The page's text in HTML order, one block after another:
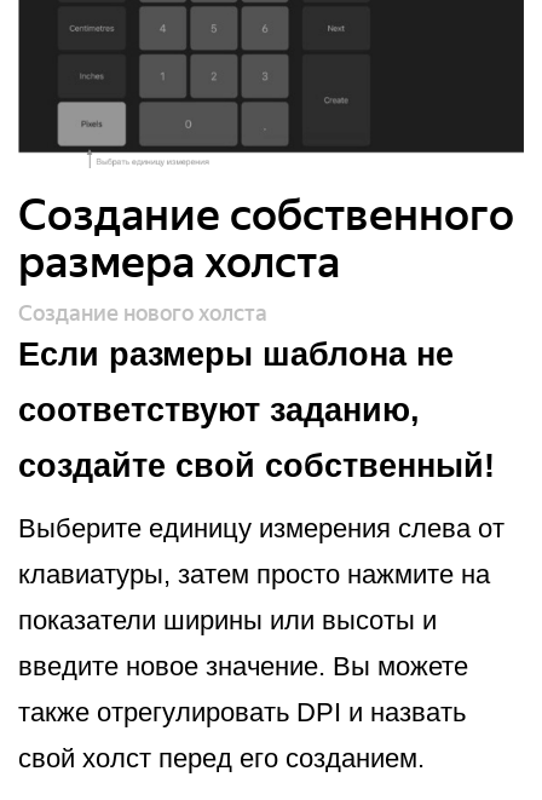
Создание собственного
размера холста
Создание нового холста
Если размеры шаблона не
соответствуют заданию,
создайте свой собственный!
Выберите единицу измерения слева от
клавиатуры, затем просто нажмите на
показатели ширины или высоты и
введите новое значение. Вы можете
также отрегулировать DPI и назвать
свой холст перед его созданием.